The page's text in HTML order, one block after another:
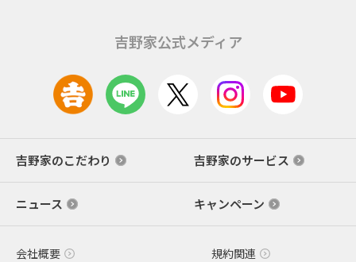
吉野家公式メディア
吉野家のこだわり 吉野家のサービス
ニュース キャンペーン
会社概要 規約関連